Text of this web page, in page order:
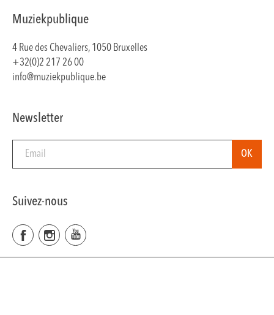
Muziekpublique
4 Rue des Chevaliers, 1050 Bruxelles
+32(0)2 217 26 00
info@muziekpublique.be
Newsletter
Suivez-nous